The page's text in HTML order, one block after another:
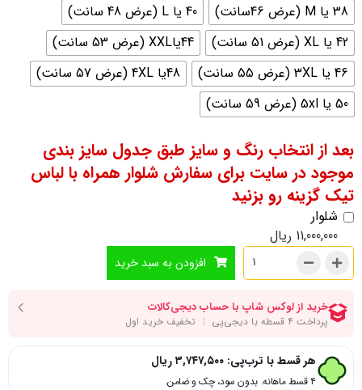
38 یا M (عرض 46سانت)
40 یا L (عرض 48 سانت)
42 یا XL (عرض 51 سانت)
44یاXXL (عرض 53 سانت)
46 یا 3XL (عرض 55 سانت)
48یا 4XL (عرض 57 سانت)
50 یا 5xl (عرض 59 سانت)
بعد از انتخاب رنگ و سایز طبق جدول سایز بندی
موجود در سایت برای سفارش شلوار همراه با لباس
تیک گزینه رو بزنید
شلوار
11,000,000 ریال
افزودن به سبد خرید
هر قسط با ترب‌پی: ۳,۷۴۷,۵۰۰ریال
۴ قسط ماهانه. بدون سود، چک و ضامن.